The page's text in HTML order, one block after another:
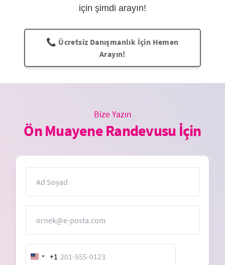
için şimdi arayın!
📞 Ücretsiz Danışmanlık İçin Hemen
Arayın!
Bize Yazın
Ön Muayene Randevusu İçin
United
+1